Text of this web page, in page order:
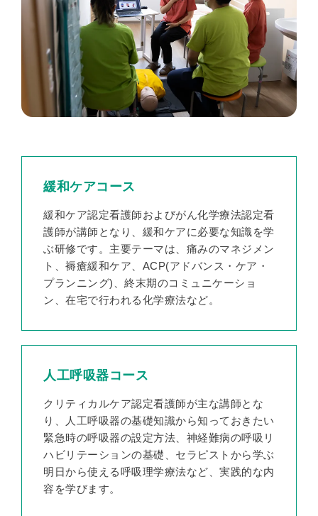
緩和ケアコース
緩和ケア認定看護師およびがん化学療法認定看
護師が講師となり、緩和ケアに必要な知識を学
ぶ研修です。主要テーマは、痛みのマネジメン
ト、褥瘡緩和ケア、ACP(アドバンス・ケア・
プランニング)、終末期のコミュニケーショ
ン、在宅で行われる化学療法など。
人工呼吸器コース
クリティカルケア認定看護師が主な講師とな
り、人工呼吸器の基礎知識から知っておきたい
緊急時の呼吸器の設定方法、神経難病の呼吸リ
ハビリテーションの基礎、セラピストから学ぶ
明日から使える呼吸理学療法など、実践的な内
容を学びます。